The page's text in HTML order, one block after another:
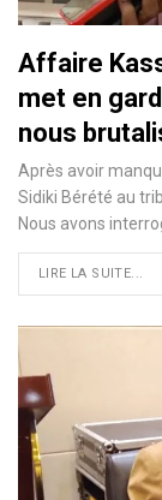
Affaire
met en
nous
Après avoir
Sidiki Bérété au
Nous avons
LIRE LA SUITE...